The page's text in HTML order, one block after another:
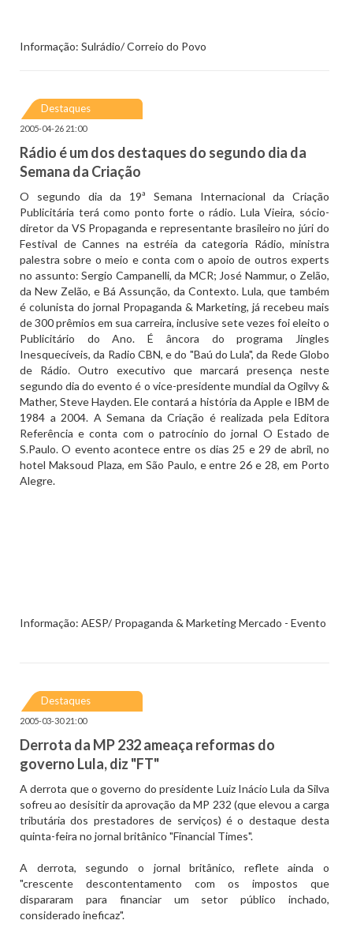
Informação: Sulrádio/ Correio do Povo
Destaques
2005-04-26 21:00
Rádio é um dos destaques do segundo dia da
Semana da Criação
O segundo dia da 19ª Semana Internacional da Criação
Publicitária terá como ponto forte o rádio. Lula Vieira, sócio-
diretor da VS Propaganda e representante brasileiro no júri do
Festival de Cannes na estréia da categoria Rádio, ministra
palestra sobre o meio e conta com o apoio de outros experts
no assunto: Sergio Campanelli, da MCR; José Nammur, o Zelão,
da New Zelão, e Bá Assunção, da Contexto. Lula, que também
é colunista do jornal Propaganda & Marketing, já recebeu mais
de 300 prêmios em sua carreira, inclusive sete vezes foi eleito o
Publicitário do Ano. É âncora do programa Jingles
Inesquecíveis, da Radio CBN, e do "Baú do Lula", da Rede Globo
de Rádio. Outro executivo que marcará presença neste
segundo dia do evento é o vice-presidente mundial da Ogilvy &
Mather, Steve Hayden. Ele contará a história da Apple e IBM de
1984 a 2004. A Semana da Criação é realizada pela Editora
Referência e conta com o patrocínio do jornal O Estado de
S.Paulo. O evento acontece entre os dias 25 e 29 de abril, no
hotel Maksoud Plaza, em São Paulo, e entre 26 e 28, em Porto
Alegre.
Informação: AESP/ Propaganda & Marketing Mercado - Evento
Destaques
2005-03-30 21:00
Derrota da MP 232 ameaça reformas do
governo Lula, diz "FT"
A derrota que o governo do presidente Luiz Inácio Lula da Silva
sofreu ao desisitir da aprovação da MP 232 (que elevou a carga
tributária dos prestadores de serviços) é o destaque desta
quinta-feira no jornal britânico "Financial Times".
A derrota, segundo o jornal britânico, reflete ainda o
"crescente descontentamento com os impostos que
dispararam para financiar um setor público inchado,
considerado ineficaz".